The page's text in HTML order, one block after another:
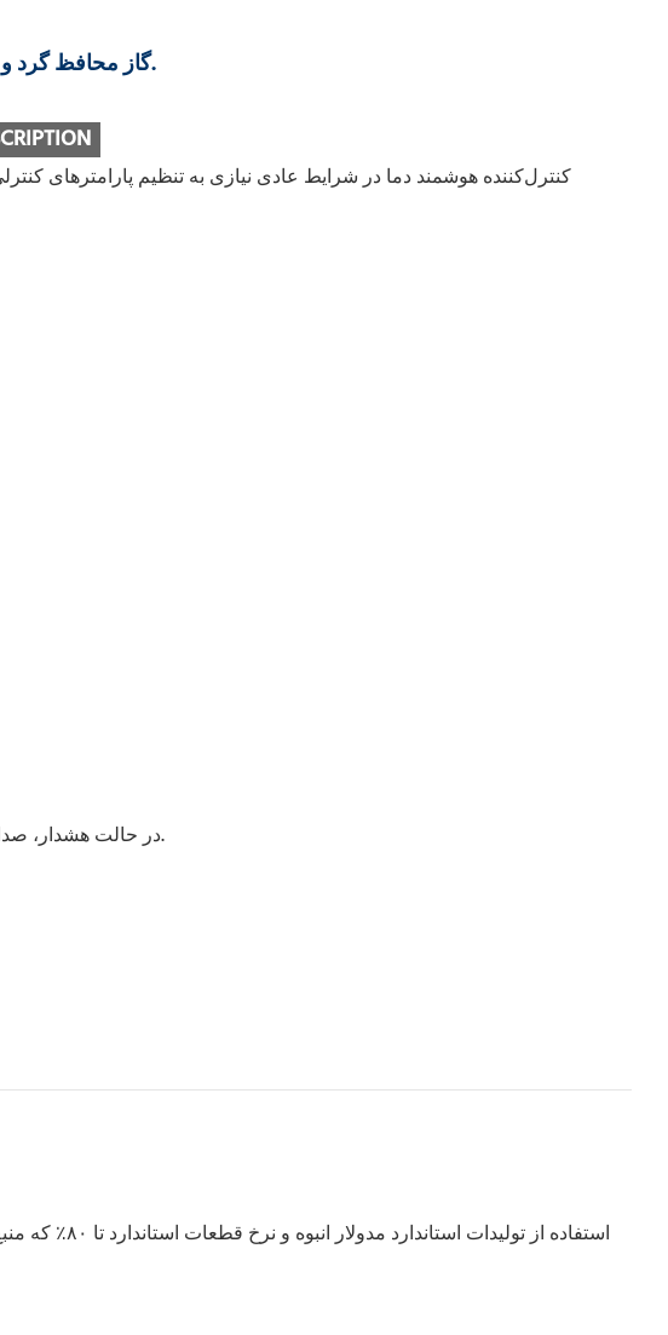
گاز محافظ گرد و غبار سفارشی موجود است و به راحتی جدا می‌شود.
کنترل‌کننده هوشمند دما در شرایط عادی نیازی به تنظیم پارامترهای
در حالت هشدار، صدای هشدار را می‌توان با فشار دادن هر دکمه‌ای قطع کرد، اما نمایش هشدار تا زمان رفع کامل حالت هشدار ادامه می‌یابد.